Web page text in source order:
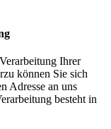
Ihrer
können Sie sich
Adresse an uns
besteht in